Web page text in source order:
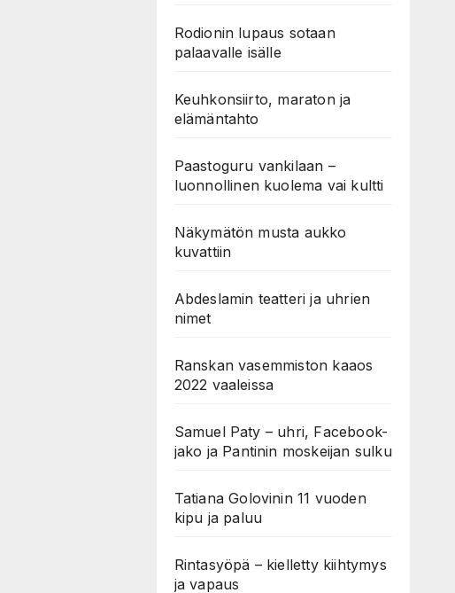
Rodionin lupaus sotaan
palaavalle isälle
Keuhkonsiirto, maraton ja
elämäntahto
Paastoguru vankilaan –
luonnollinen kuolema vai kultti
Näkymätön musta aukko
kuvattiin
Abdeslamin teatteri ja uhrien
nimet
Ranskan vasemmiston kaaos
2022 vaaleissa
Samuel Paty – uhri, Facebook-
jako ja Pantinin moskeijan sulku
Tatiana Golovinin 11 vuoden
kipu ja paluu
Rintasyöpä – kielletty kiihtymys
ja vapaus